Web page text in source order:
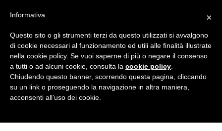
News · Politica
Papa Francesco: un
messaggio senza eguali
REDAZIONE
×
Informativa
Questo sito o gli strumenti terzi da questo utilizzati si avvalgono
di cookie necessari al funzionamento ed utili alle finalità illustrate
nella cookie policy. Se vuoi saperne di più o negare il consenso
a tutti o ad alcuni cookie, consulta la cookie policy
Chiudendo questo banner, scorrendo questa pagina, cliccando
su un link o proseguendo la navigazione in altra maniera,
acconsenti all’uso dei cookie.